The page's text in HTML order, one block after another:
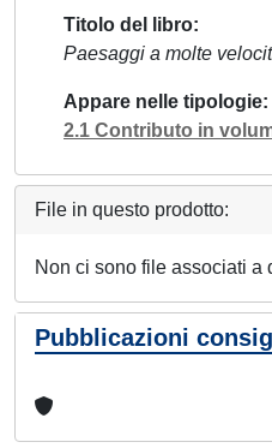
Titolo del libro
Paesaggi a molte
Appare nelle tipologie
2.1 Contributo in
File in questo prodotto:
Non ci sono file associati a
Pubblicazioni